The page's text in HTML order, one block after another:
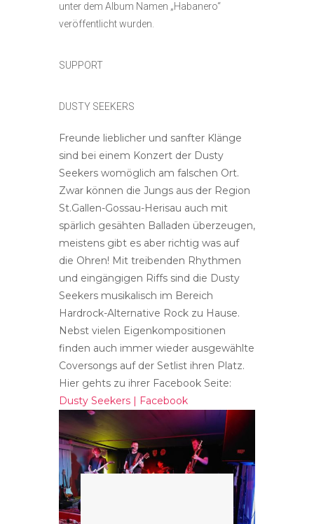
unter dem Album Namen „Habanero“
veröffentlicht wurden.
SUPPORT
DUSTY SEEKERS
Freunde lieblicher und sanfter Klänge
sind bei einem Konzert der Dusty
Seekers womöglich am falschen Ort.
Zwar können die Jungs aus der Region
St.Gallen-Gossau-Herisau auch mit
spärlich gesähten Balladen überzeugen,
meistens gibt es aber richtig was auf
die Ohren! Mit treibenden Rhythmen
und eingängigen Riffs sind die Dusty
Seekers musikalisch im Bereich
Hardrock-Alternative Rock zu Hause.
Nebst vielen Eigenkompositionen
finden auch immer wieder ausgewählte
Coversongs auf der Setlist ihren Platz.
Hier gehts zu ihrer Facebook Seite:
Dusty Seekers | Facebook